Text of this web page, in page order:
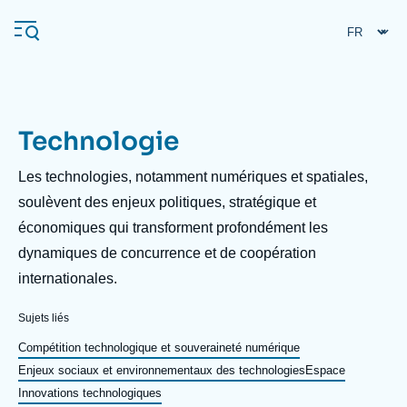
au
contenu
Navigation
principale
L'Ifri
Analyses
Événements
À propos de l'Ifri
L'Ifri en bref
Technologie
Description
Les technologies, notamment numériques et spatiales,
soulèvent des enjeux politiques, stratégique et
économiques qui transforment profondément les
dynamiques de concurrence et de coopération
internationales.
Sujets liés
Compétition technologique et souveraineté numérique
Enjeux sociaux et environnementaux des technologies Espace
Innovations technologiques